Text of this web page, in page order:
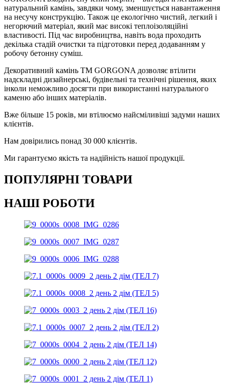
натуральний камінь, завдяки чому, зменшується навантаження
на несучу конструкцію. Також це екологічно чистий, легкий і
негорючий матеріал, який має високі теплоізоляційні
властивості. Під час виробництва, навіть вода проходить
декілька стадій очистки та підготовки перед додаванням у
робочу бетонну суміш.
Декоративний камінь ТМ GORGONA дозволяє втілити
надскладні дизайнерські, будівельні та технічні рішення, яких
інколи неможливо досягти при використанні натурального
каменю або інших матеріалів.
Вже більше 15 років, ми втілюємо найсміливіші задуми наших
клієнтів.
Нам довірились понад 30 000 клієнтів.
Ми гарантуємо якість та надійність нашої продукції.
ПОПУЛЯРНІ ТОВАРИ
НАШІ РОБОТИ